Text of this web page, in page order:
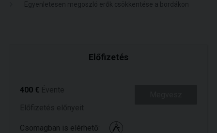
Egyenletesen megoszló erők csökkentése a bordákon
Előfizetés
400 €
Csomagban is elérhető: